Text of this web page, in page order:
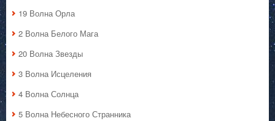
19 Волна Орла
2 Волна Белого Мага
20 Волна Звезды
3 Волна Исцеления
4 Волна Солнца
5 Волна Небесного Странника